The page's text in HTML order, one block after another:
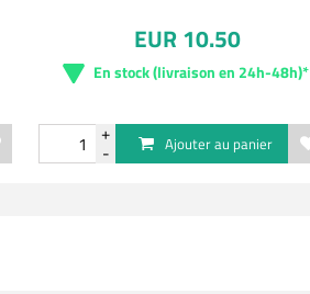
EUR 10.50
En stock (livraison en 24h-48h)*
Ajouter au panier